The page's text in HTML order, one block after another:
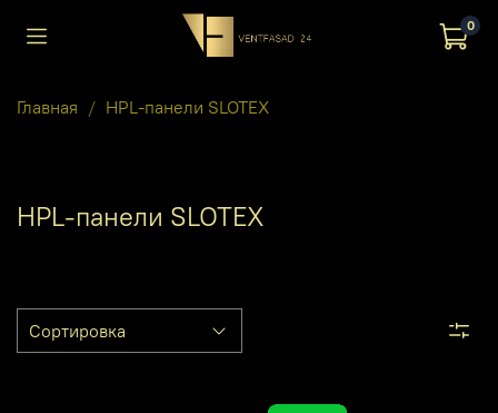
0
Главная HPL-панели SLOTEX
HPL-панели SLOTEX